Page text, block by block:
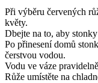
Při výběru červených
květy.
Dbejte na to, aby
Po přinesení domů
čerstvou vodou.
Vodu ve váze
Růže umístěte na